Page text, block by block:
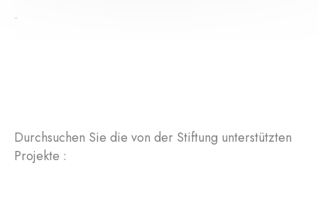
Durchsuchen Sie die von der Stiftung unterstützten
Projekte :